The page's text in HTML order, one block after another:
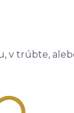
v trúbte,